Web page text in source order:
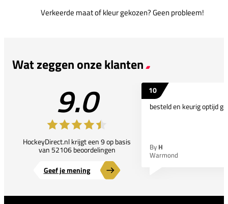
Verkeerde maat of kleur gekozen? Geen probleem!
Wat zeggen onze klanten
9.0
HockeyDirect.nl krijgt een 9 op basis
van 52106 beoordelingen
Geef je mening
10
besteld en keurig optijd
By H
Warmond